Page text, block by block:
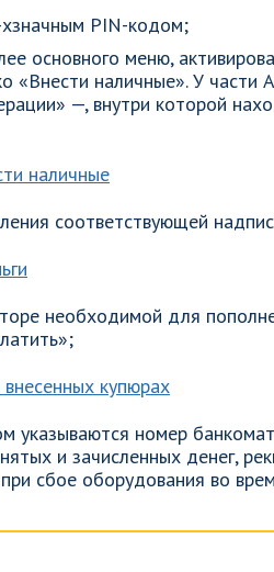
хзначным PIN-кодом;
основного меню,
«Внести наличные». У части
—, внутри которой
соответствующей
необходимой для
указываются номер
и зачисленных денег,
сбое оборудования во